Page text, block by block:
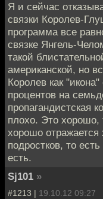
Я и сейчас
связки Королев-
программа все
связке Янгель-
такой
американской, но
Королев как
процентов на
пропагандистская
плохо. Это хорошо,
хорошо
подростков, то
есть.
Sj101 »
#1213 | 19.10.12 09:27